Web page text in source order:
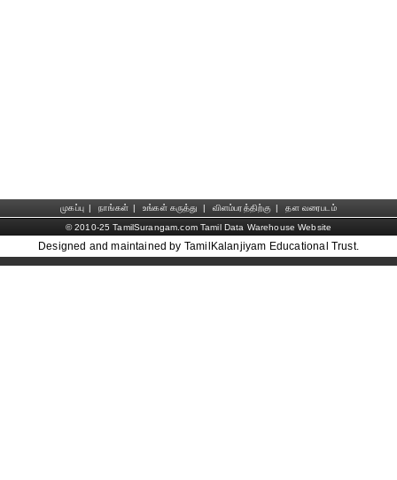
முகப்பு | நாங்கள் | உங்கள் கருத்து | விளம்பரத்திற்கு |
தள வரைபடம்
© 2010-25 TamilSurangam.com Tamil Data Warehouse Website
Designed and maintained by TamilKalanjiyam Educational Trust.